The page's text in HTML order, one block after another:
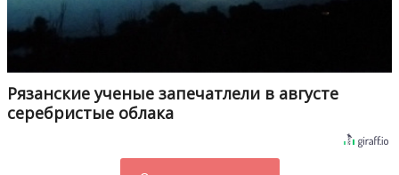
Рязанские ученые запечатлели в августе
серебристые облака